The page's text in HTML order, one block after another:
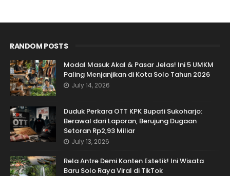
RANDOM POSTS
Modal Masuk Akal & Pasar Jelas! Ini 5 UMKM
Paling Menjanjikan di Kota Solo Tahun 2026
July 14, 2026
Duduk Perkara OTT KPK Bupati Sukoharjo:
Berawal dari Laporan, Berujung Dugaan
Setoran Rp2,93 Miliar
July 13, 2026
Rela Antre Demi Konten Estetik! Ini Wisata
Baru Solo Raya Viral di TikTok